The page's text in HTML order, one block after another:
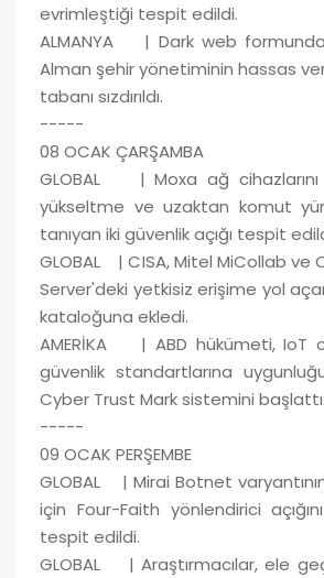
evrimleştiği tespit edildi.
ALMANYA | Dark web
Alman şehir yönetiminin hassas
tabanı sızdırıldı.
-----
08 OCAK ÇARŞAMBA
GLOBAL | Moxa ağ
yükseltme ve uzaktan komut
tanıyan iki güvenlik açığı tespit
GLOBAL | CISA, Mitel MiCollab ve
Server'deki yetkisiz erişime yol
kataloğuna ekledi.
AMERİKA | ABD hükümeti, IoT
güvenlik standartlarına
Cyber Trust Mark sistemini başlattı.
-----
09 OCAK PERŞEMBE
GLOBAL | Mirai Botnet varyantının,
için Four-Faith yönlendirici
tespit edildi.
GLOBAL | Araştırmacılar, ele